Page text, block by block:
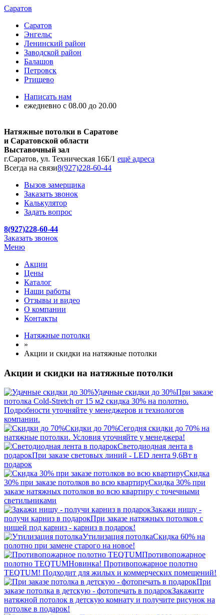
Саратов
Саратов
Энгельс
Ленинский район
Заводской район
Балашов
Петровск
Ртищево
Написать нам
ежедневно с 08.00 до 20.00
Натяжные потолки в Саратове
и Саратовской области
Выставочный зал
г.Саратов, ул. Техническая 16Б/1 ещё адреса
Всегда на связи8(927)228-60-44
Вызов замерщика
Заказать звонок
Калькулятор
Задать вопрос
8(927)228-60-44
Заказать звонок
Меню
Акции
Цены
Каталог
Наши работы
Отзывы и видео
О компании
Контакты
Натяжные потолки
»
Акции и скидки на натяжные потолки
Акции и скидки на натяжные потолки
Удачные скидки до 30%При заказе
потолка Cold-Stretch от 15 м2 скидка 30% на полотно.
Подробности уточняйте у менеджеров и технологов
компании.
Скидки до 70%Сегодня скидки до 70% на
натяжные потолки. Условия уточняйте у менеджера!
Светодиодная лента в
подарокПри заказе световых линий - LED лента 9,6Вт в
подарок
Скидка
30% при заказе потолков во всю квартируСкидка 30% при
заказе натяжных потолков во всю квартиру с точечными
светильниками
Закажи нишу -
получи карниз в подарокПри заказе натяжных потолков с
нишей под карниз - карниз в подарок!
Утилизация потолкаСкидка 60% на
полотно при замене старого на новое!
Противопожарное
полотно TEQTUMНовинка! Противопожарное полотно
TEQTUM! Подходит для жилых и коммерческих помещений!
При
заказе потолка в детскую - фотопечать в подарокЗакажите
натяжной потолок в детскую комнату и получите рисунок на
потолке в подарок!